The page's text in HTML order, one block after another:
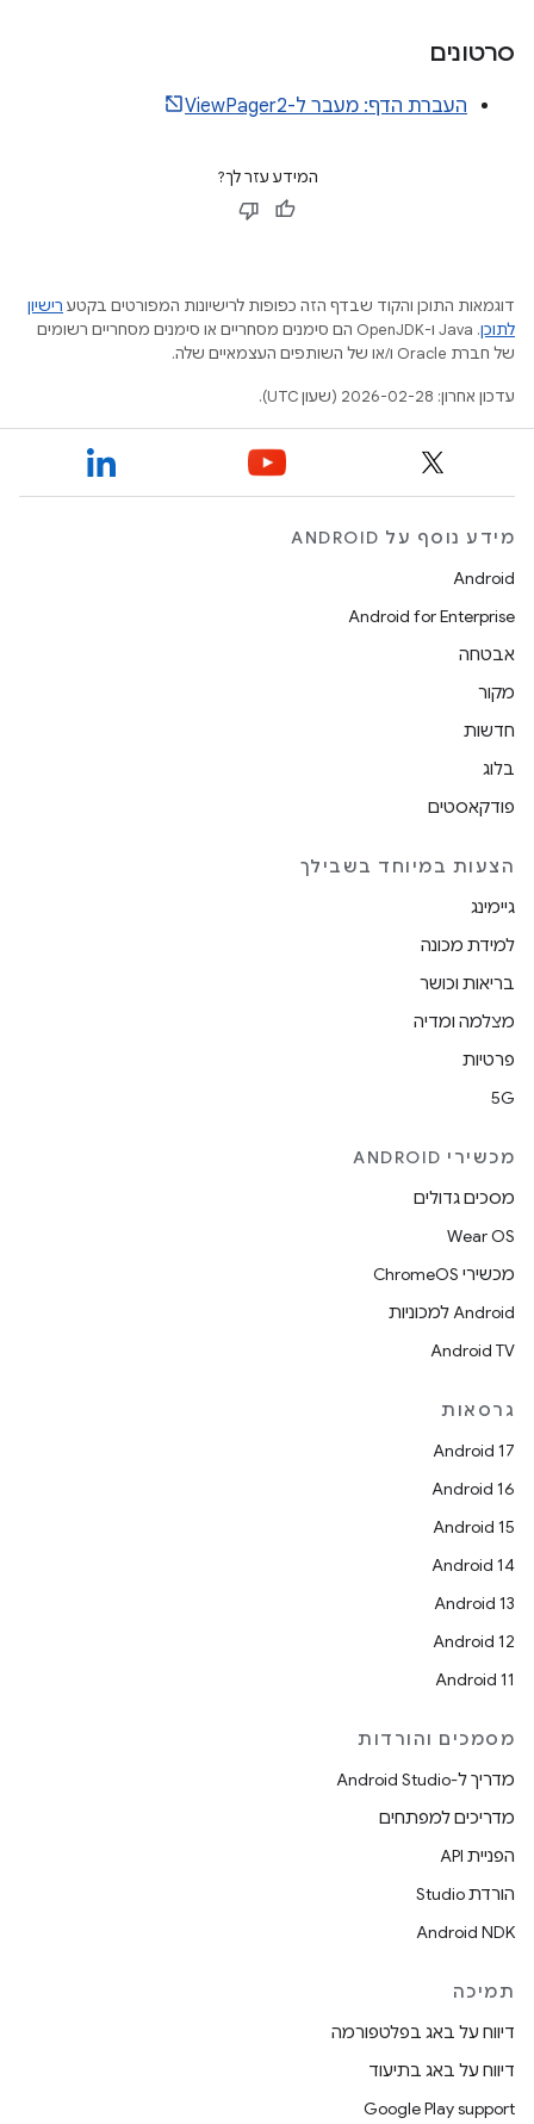
סרטונים
העברת הדף: מעבר ל-ViewPager2
המידע עזר לך?
דוגמאות התוכן והקוד שבדף הזה כפופות לרישיונות המפורטים בקטע רישיון
לתוכן
.‏ Java ו-OpenJDK הם סימנים מסחריים או סימנים מסחריים רשומים
של חברת Oracle ו/או של השותפים העצמאיים שלה.
עדכון אחרון: 2026-02-28 (שעון UTC).
מידע נוסף על ANDROID
Android
Android for Enterprise
אבטחה
מקור
חדשות
בלוג
פודקאסטים
הצעות במיוחד בשבילך
גיימינג
למידת מכונה
בריאות וכושר
מצלמה ומדיה
פרטיות
5G
מכשירי ANDROID
מסכים גדולים
Wear OS
מכשירי ChromeOS
Android למכוניות
Android TV
גרסאות
Android 17
Android 16
Android 15
Android 14
Android 13
Android 12
Android 11
מסמכים והורדות
מדריך ל-Android Studio
מדריכים למפתחים
הפניית API
הורדת Studio
Android NDK
תמיכה
דיווח על באג בפלטפורמה
דיווח על באג בתיעוד
Google Play support